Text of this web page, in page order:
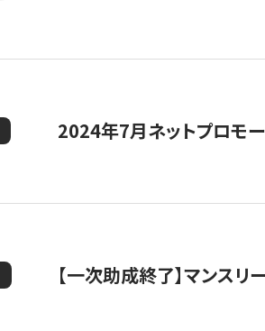
2024年7月ネットプロモ
【一次助成終了】マンス